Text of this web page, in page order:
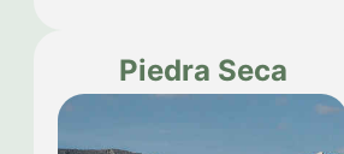
Piedra Seca